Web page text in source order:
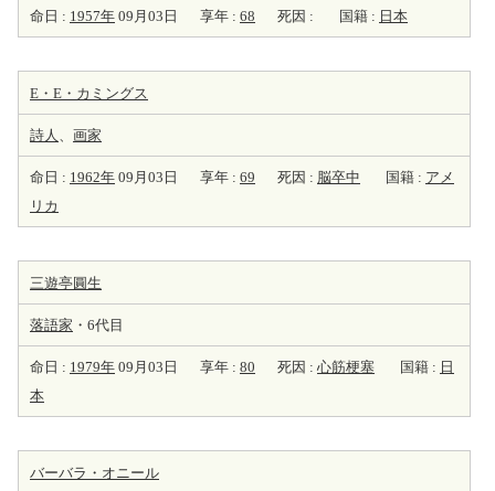
命日 : 1957年 09月03日 享年 : 68 死因 : 国籍 : 日本
E・E・カミングス
詩人 、 画家
命日 : 1962年 09月03日 享年 : 69 死因 : 脳卒中 国籍 : アメ
リカ
三遊亭圓生
落語家 ・6代目
命日 : 1979年 09月03日 享年 : 80 死因 : 心筋梗塞 国籍 : 日
本
バーバラ・オニール